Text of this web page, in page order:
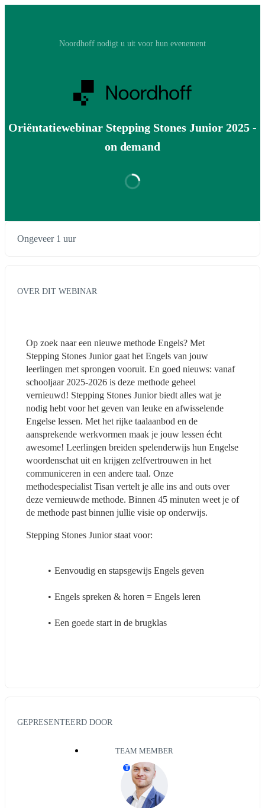
Noordhoff nodigt u uit voor hun evenement
Oriëntatiewebinar Stepping Stones Junior 2025 -
on demand
Ongeveer 1 uur
OVER DIT WEBINAR
Op zoek naar een nieuwe methode Engels? Met
Stepping Stones Junior gaat het Engels van jouw
leerlingen met sprongen vooruit. En goed nieuws: vanaf
schooljaar 2025-2026 is deze methode geheel
vernieuwd! Stepping Stones Junior biedt alles wat je
nodig hebt voor het geven van leuke en afwisselende
Engelse lessen. Met het rijke taalaanbod en de
aansprekende werkvormen maak je jouw lessen écht
awesome! Leerlingen breiden spelenderwijs hun Engelse
woordenschat uit en krijgen zelfvertrouwen in het
communiceren in een andere taal. Onze
methodespecialist Tisan vertelt je alle ins and outs over
deze vernieuwde methode. Binnen 45 minuten weet je of
de methode past binnen jullie visie op onderwijs.
Stepping Stones Junior staat voor:
Eenvoudig en stapsgewijs Engels geven
Engels spreken & horen = Engels leren
Een goede start in de brugklas
GEPRESENTEERD DOOR
TEAM MEMBER
T